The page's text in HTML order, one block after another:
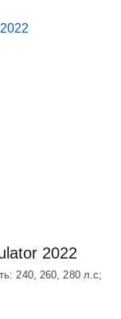
2022
240, 260, 280 л.с;